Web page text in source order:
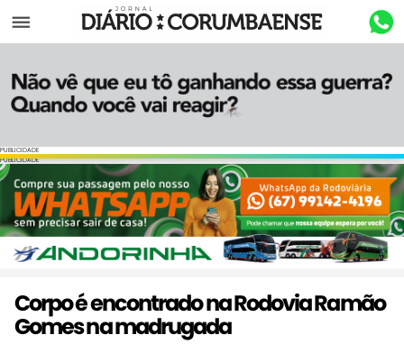
Menu
PUBLICIDADE
PUBLICIDADE
Corpo é encontrado na Rodovia Ramão
Gomes na madrugada